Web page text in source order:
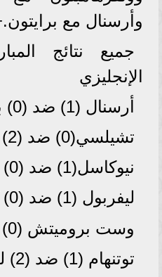
وأرسنال مع
جميع نتائج
الإنجليزي
أرسنال (1) ضد (0) برايتون
تشيلسي(0) ضد (2) أستون فيلا
نيوكاسل(1) ضد (0) فولهام
ليفربول (1) ضد (0) كريستال بالاس
وست بروميتش (0) ضد (2) ليدز
توتنهام (1) ضد (2) ليستر سيتي